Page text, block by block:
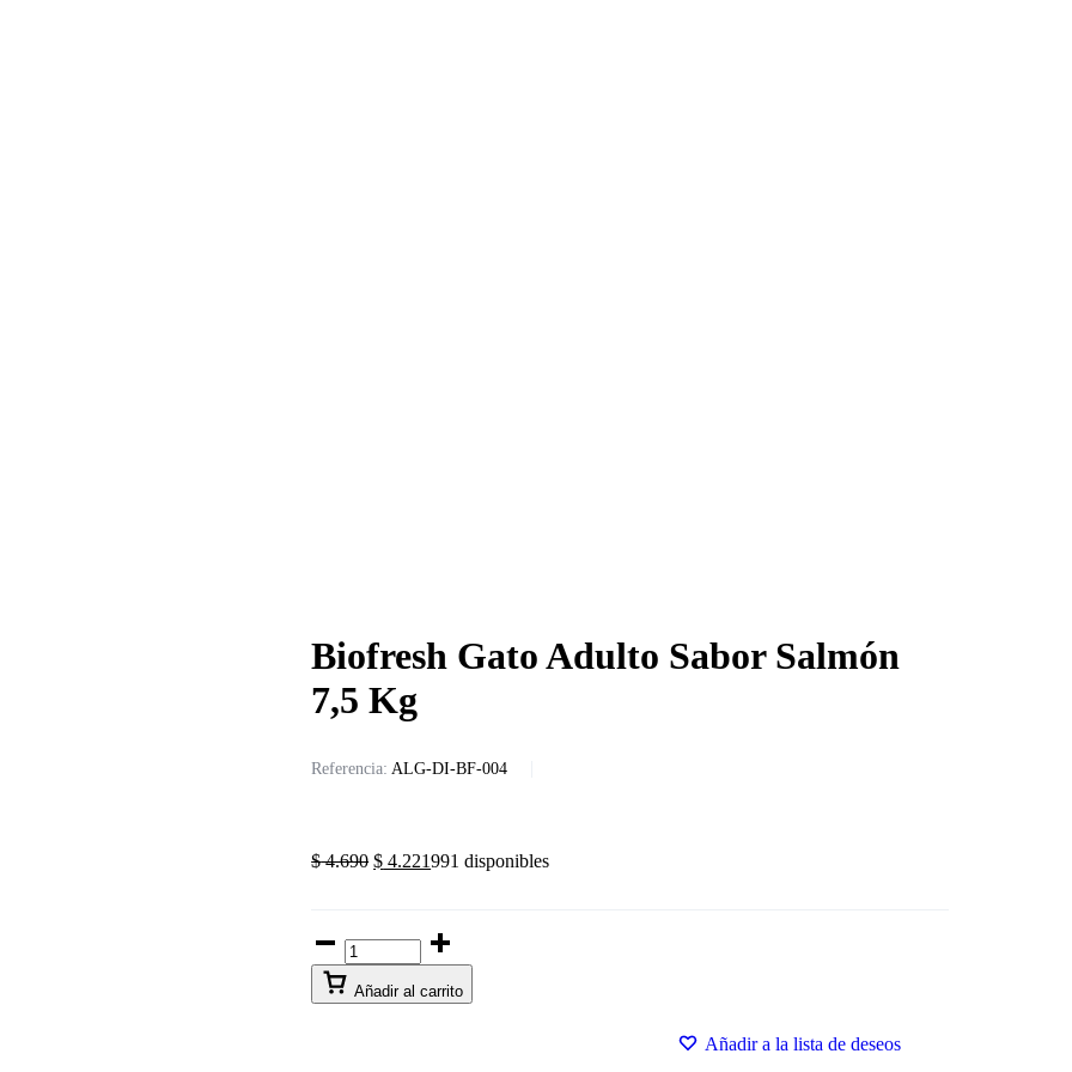
Biofresh Gato Adulto Sabor Salmón
7,5 Kg
Referencia: ALG-DI-BF-004
$4.690 $ 4.221991 disponibles
Añadir al carrito
Añadir a la lista de deseos